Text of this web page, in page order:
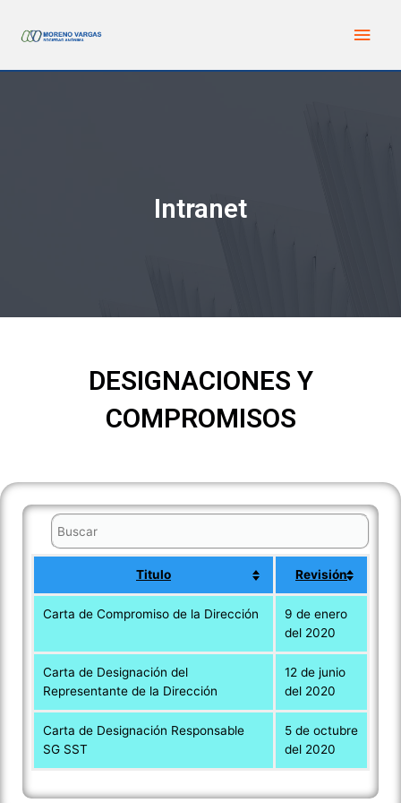
Intranet
DESIGNACIONES Y
COMPROMISOS
Titulo Revisión
Carta de Compromiso de la Dirección
9 de enero
del 2020
Carta de Designación del
Representante de la Dirección
12 de junio
del 2020
Carta de Designación Responsable
SG SST
5 de octubre
del 2020